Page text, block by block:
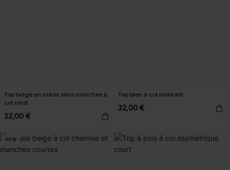
Top beige en coton sans manches à
col rond
32,00 €
Top bleu à col montant
32,00 €
NEW